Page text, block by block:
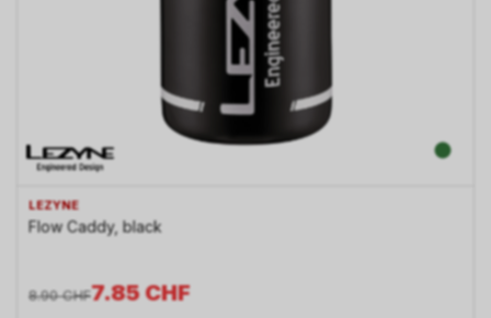
LEZYNE
Flow Caddy, black
7.85CHF
8.90 CHF